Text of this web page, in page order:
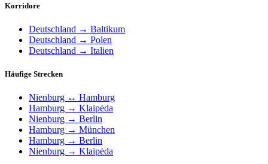
Korridore
Deutschland → Baltikum
Deutschland → Polen
Deutschland → Italien
Häufige Strecken
Nienburg ↔ Hamburg
Hamburg → Klaipėda
Nienburg → Berlin
Hamburg → München
Hamburg → Berlin
Nienburg → Klaipėda